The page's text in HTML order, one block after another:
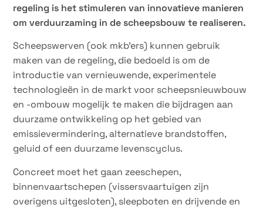
regeling is het stimuleren van innovatieve manieren
om verduurzaming in de scheepsbouw te realiseren.
Scheepswerven (ook mkb’ers) kunnen gebruik
maken van de regeling, die bedoeld is om de
introductie van vernieuwende, experimentele
technologieën in de markt voor scheepsnieuwbouw
en -ombouw mogelijk te maken die bijdragen aan
duurzame ontwikkeling op het gebied van
emissievermindering, alternatieve brandstoffen,
geluid of een duurzame levenscyclus.
Concreet moet het gaan zeeschepen,
binnenvaartschepen (vissersvaartuigen zijn
overigens uitgesloten), sleepboten en drijvende en